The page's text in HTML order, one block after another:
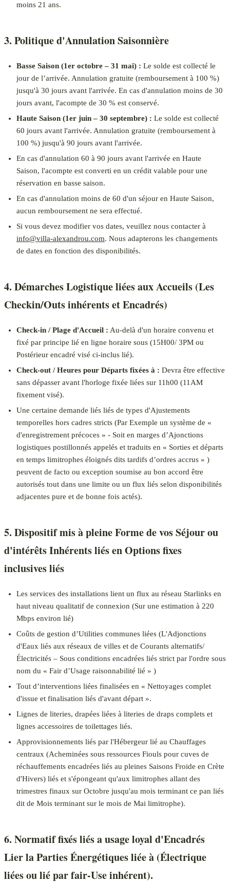
moins 21 ans.
3. Politique d'Annulation Saisonnière
Basse Saison (1er octobre – 31 mai) : Le solde est collecté le
jour de l’arrivée. Annulation gratuite (remboursement à 100 %)
jusqu'à 30 jours avant l'arrivée. En cas d'annulation moins de 30
jours avant, l'acompte de 30 % est conservé.
Haute Saison (1er juin – 30 septembre) : Le solde est collecté
60 jours avant l'arrivée. Annulation gratuite (remboursement à
100 %) jusqu'à 90 jours avant l'arrivée.
En cas d'annulation 60 à 90 jours avant l'arrivée en Haute
Saison, l'acompte est converti en un crédit valable pour une
réservation en basse saison.
En cas d'annulation moins de 60 d'un séjour en Haute Saison,
aucun remboursement ne sera effectué.
Si vous devez modifier vos dates, veuillez nous contacter à
info@villa-alexandrou.com. Nous adapterons les changements
de dates en fonction des disponibilités.
4. Démarches Logistique liées aux Accueils (Les
Checkin/Outs inhérents et Encadrés)
Check-in / Plage d'Accueil : Au-delà d'un horaire convenu et
fixé par principe lié en ligne horaire sous (15H00/ 3PM ou
Postérieur encadré visé ci-inclus lié).
Check-out / Heures pour Départs fixées à : Devra être effective
sans dépasser avant l'horloge fixée liées sur 11h00 (11AM
fixement visé).
Une certaine demande liés liés de types d'Ajustements
temporelles hors cadres stricts (Par Exemple un système de «
d'enregistrement précoces » - Soit en marges d’Ajonctions
logistiques postillonnés appelés et traduits en « Sorties et départs
en temps limitrophes éloignés dits tardifs d’ordres accrus » )
peuvent de facto ou exception soumise au bon accord être
autorisés tout dans une limite ou un flux liés selon disponibilités
adjacentes pure et de bonne fois actés).
5. Dispositif mis à pleine Forme de vos Séjour ou
d'intérêts Inhérents liés en Options fixes
inclusives liés
Les services des installations lient un flux au réseau Starlinks en
haut niveau qualitatif de connexion (Sur une estimation à 220
Mbps environ lié)
Coûts de gestion d’Utilities communes liées (L'Adjonctions
d'Eaux liés aux réseaux de villes et de Courants alternatifs/
Électricités – Sous conditions encadrées liés strict par l'ordre sous
nom du « Fair d’Usage raisonnabilité lié » )
Tout d’interventions liées finalisées en « Nettoyages complet
d'issue et finalisation liés d'avant départ ».
Lignes de literies, drapées liées à literies de draps complets et
lignes accessoires de toilettages liés.
Approvisionnements liés par l'Hébergeur lié au Chauffages
centraux (Acheminées sous ressources Fiouls pour cuves de
réchauffements encadrées liés au pleines Saisons Froide en Crète
d'Hivers) liés et s'épongeant qu'aux limitrophes allant des
trimestres finaux sur Octobre jusqu'au mois terminant ce pan liés
dit de Mois terminant sur le mois de Mai limitrophe).
6. Normatif fixés liés a usage loyal d'Encadrés
Lier la Parties Énergétiques liée à (Électrique
liées ou lié par fair-Use inhérent).